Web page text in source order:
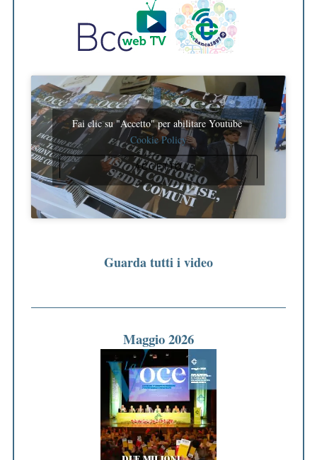
Fai clic su "Accetto" per abilitare Youtube
Cookie Policy
ACCETTO
Guarda tutti i video
Maggio 2026